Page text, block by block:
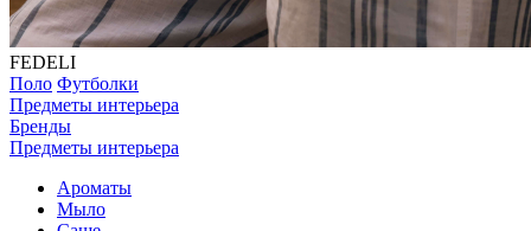
FEDELI
Поло Футболки
Предметы интерьера
Бренды
Предметы интерьера
Ароматы
Мыло